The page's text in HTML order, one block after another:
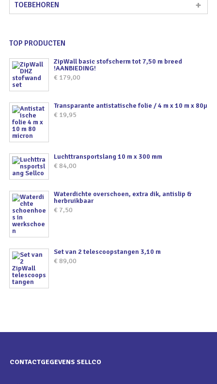
TOEBEHOREN
TOP PRODUCTEN
ZipWall basic stofscherm tot 7,50 m breed
!AANBIEDING!
€ 179,00
Transparante antistatische folie / 4 m x 10 m x 80µ
€ 19,95
Luchttransportslang 10 m x 300 mm
€ 84,00
Waterdichte overschoen, extra dik, antislip &
herbruikbaar
€ 7,50
Set van 2 telescoopstangen 3,10 m
€ 89,00
CONTACTGEGEVENS SELLCO